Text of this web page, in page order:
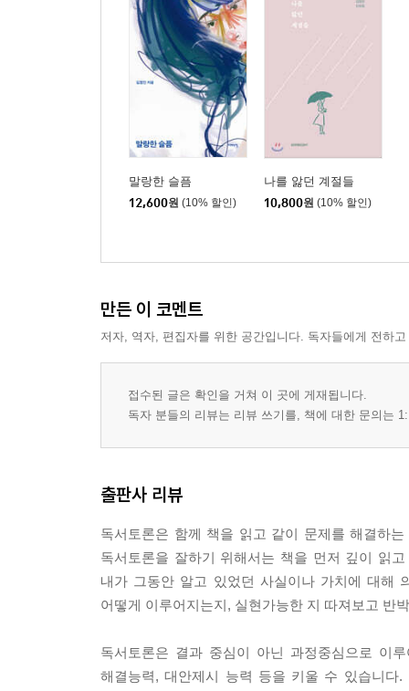
말랑한 슬픔
12,600원 (10% 할인)
나를 앓던 계절들
10,800원 (10% 할인)
만든 이 코멘트
저자, 역자, 편집자를 위한 공간입니다. 독자들에게 전하
접수된 글은 확인을 거쳐 이 곳에 게재됩니다.
독자 분들의 리뷰는 리뷰 쓰기를, 책에 대한 문의는
출판사 리뷰
독서토론은 함께 책을 읽고 같이 문제를 해결하
독서토론을 잘하기 위해서는 책을 먼저 깊이 읽
내가 그동안 알고 있었던 사실이나 가치에 대해
어떻게 이루어지는지, 실현가능한 지 따져보고 반
독서토론은 결과 중심이 아닌 과정중심으로 이
해결능력, 대안제시 능력 등을 키울 수 있습니다